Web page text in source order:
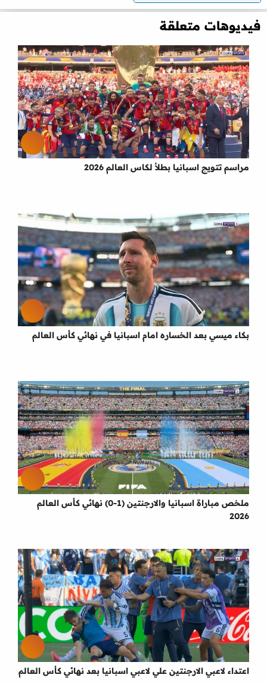
فيديوهات متعلقة
مراسم تتويج اسبانيا بطلأ لكاس العالم 2026
بكاء ميسي بعد الخساره امام اسبانيا في نهائي كأس العالم
ملخص مباراة اسبانيا والارجنتين (1-0) نهائي كأس العالم
2026
اعتداء لاعبي الارجنتين علي لاعبي اسبانيا بعد نهائي كأس العالم